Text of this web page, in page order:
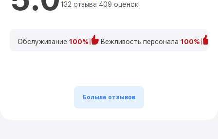
132 отзыва 409 оценок
Обслуживание 100% Вежливость персонала 100%
Больше отзывов